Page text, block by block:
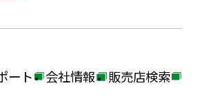
ート
外
会社情報
外
販売店検索